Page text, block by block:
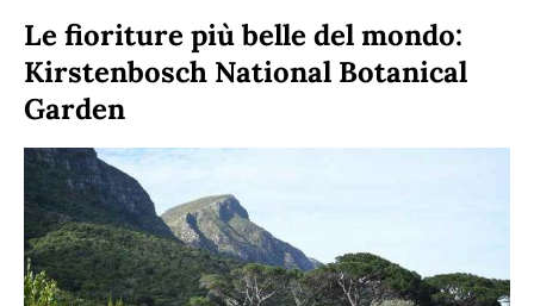
Le fioriture più belle del mondo:
Kirstenbosch National Botanical
Garden